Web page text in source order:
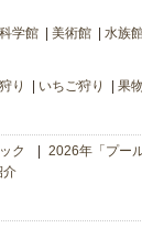
学館 美術館 水族
り いちご狩り 果
ク
2026年「プー
介